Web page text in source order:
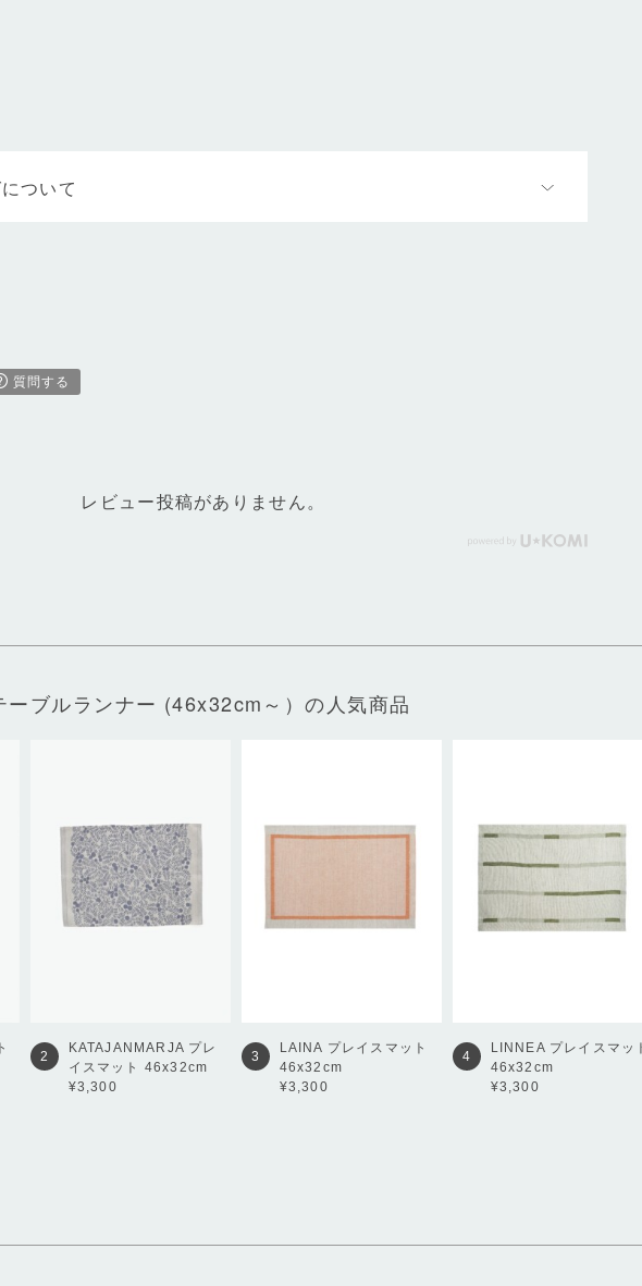
ついて
質問する
レビュー投稿がありません。
ブルランナー (46x32cm～）の人気商品
2
KATAJANMARJA プレ
イスマット 46x32cm
¥3,300
3
LAINA プレイスマット
46x32cm
¥3,300
4
LINNEA プレイスマッ
46x32cm
¥3,300